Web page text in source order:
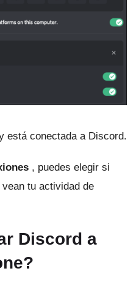
está conectada a Discord.
, puedes elegir si
tu actividad de
Discord a